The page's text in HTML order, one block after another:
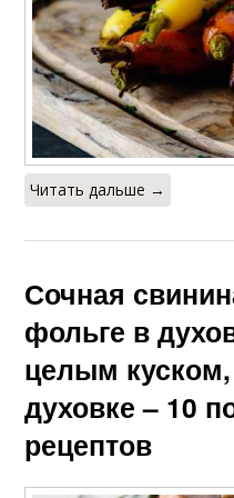
Читать дальше →
Сочная
фольге в
целым
духовке – 10
рецептов